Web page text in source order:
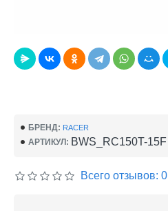
БРЕНД: RACER
АРТИКУЛ: BWS_RC150T-15F
Всего отзывов: 0